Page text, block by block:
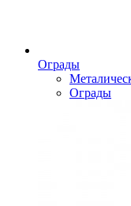
Ограды
Ограды